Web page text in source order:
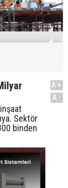
Sektör
binden
A+
A-